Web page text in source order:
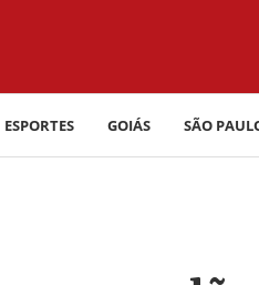
ESPORTES GOIÁS SÃO